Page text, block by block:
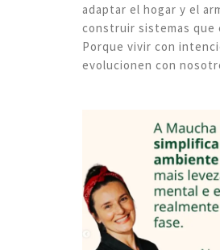
adaptar el hogar y el
construir sistemas que
Porque vivir con
evolucionen con